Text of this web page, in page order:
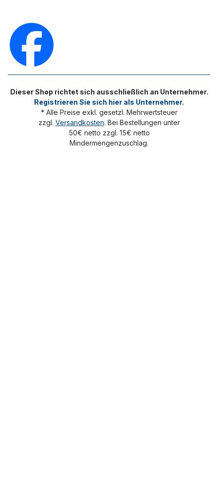
Dieser Shop richtet sich ausschließlich an Unternehmer.
Registrieren Sie sich hier als Unternehmer.
* Alle Preise exkl. gesetzl. Mehrwertsteuer
zzgl. Versandkosten. Bei Bestellungen unter
50€ netto zzgl. 15€ netto
Mindermengenzuschlag.